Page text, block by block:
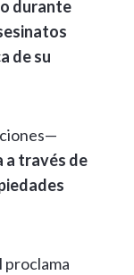
durante
de su
a través de
proclama